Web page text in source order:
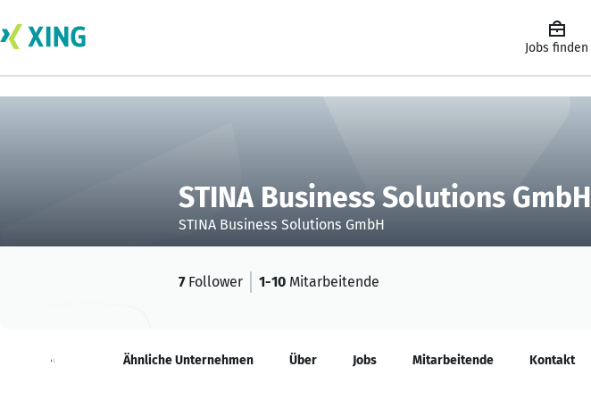
Jobs finden
STINA Business Solutions GmbH
STINA Business Solutions GmbH
7Follower 1-10 Mitarbeitende
Neuigkeiten Ähnliche Unternehmen Über Jobs Mitarbeitende Kontakt